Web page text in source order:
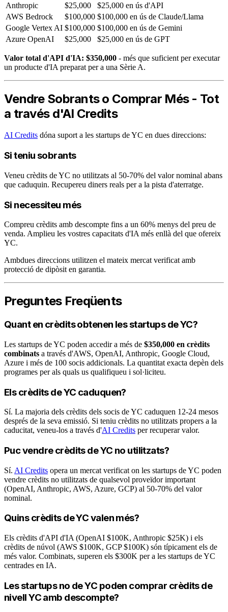
Anthropic
$25,000
$25,000 en ús d'API
AWS Bedrock
$100,000 $100,000 en ús de Claude/Llama
Google Vertex AI $100,000 $100,000 en ús de Gemini
Azure OpenAI
$25,000 $25,000 en ús de GPT
Valor total d'API d'IA: $350,000 - més que suficient per executar
un producte d'IA preparat per a una Sèrie A.
Vendre Sobrants o Comprar Més - Tot
a través d'AI Credits
AI Credits dóna suport a les startups de YC en dues direccions:
Si teniu sobrants
Veneu crèdits de YC no utilitzats al 50-70% del valor nominal abans
que caduquin. Recupereu diners reals per a la pista d'aterratge.
Si necessiteu més
Compreu crèdits amb descompte fins a un 60% menys del preu de
venda. Amplieu les vostres capacitats d'IA més enllà del que ofereix
YC.
Ambdues direccions utilitzen el mateix mercat verificat amb
protecció de dipòsit en garantia.
Preguntes Freqüents
Quant en crèdits obtenen les startups de YC?
Les startups de YC poden accedir a més de $350,000 en crèdits
combinats a través d'AWS, OpenAI, Anthropic, Google Cloud,
Azure i més de 100 socis addicionals. La quantitat exacta depèn dels
programes per als quals us qualifiqueu i sol·liciteu.
Els crèdits de YC caduquen?
Sí. La majoria dels crèdits dels socis de YC caduquen 12-24 mesos
després de la seva emissió. Si teniu crèdits no utilitzats propers a la
caducitat, veneu-los a través d'AI Credits per recuperar valor.
Puc vendre crèdits de YC no utilitzats?
Sí. AI Credits opera un mercat verificat on les startups de YC poden
vendre crèdits no utilitzats de qualsevol proveïdor important
(OpenAI, Anthropic, AWS, Azure, GCP) al 50-70% del valor
nominal.
Quins crèdits de YC valen més?
Els crèdits d'API d'IA (OpenAI $100K, Anthropic $25K) i els
crèdits de núvol (AWS $100K, GCP $100K) són típicament els de
més valor. Combinats, superen els $300K per a les startups de YC
centrades en IA.
Les startups no de YC poden comprar crèdits de
nivell YC amb descompte?